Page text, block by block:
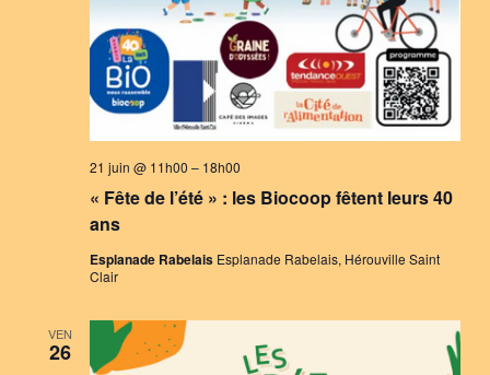
« Fête de l’été » : les Biocoop fêtent leurs 40
ans
21 juin @ 11h00 – 18h00
Esplanade Rabelais Esplanade Rabelais, Hérouville Saint
Clair
VEN
26